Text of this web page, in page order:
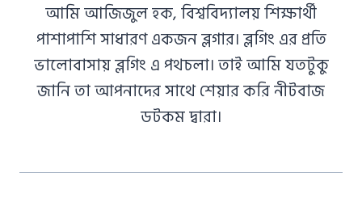
আমি আজিজুল হক, বিশ্ববিদ্যালয় শিক্ষার্থী
পাশাপাশি সাধারণ একজন ব্লগার। ব্লগিং এর প্রতি
ভালোবাসায় ব্লগিং এ পথচলা। তাই আমি যতটুকু
জানি তা আপনাদের সাথে শেয়ার করি নীটবাজ
ডটকম দ্বারা।